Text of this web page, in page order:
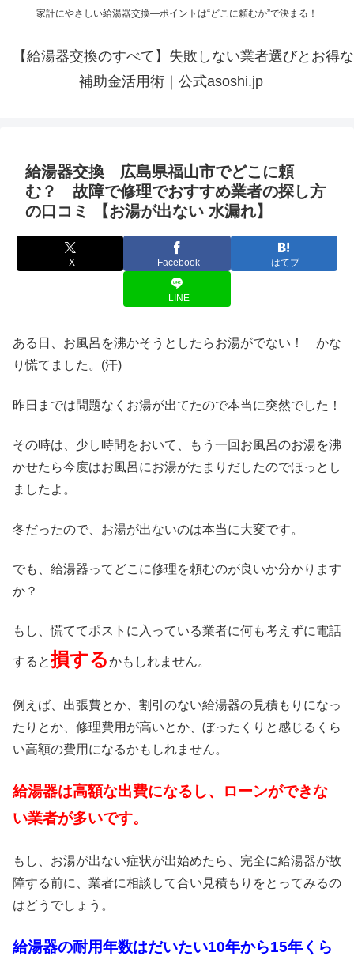
家計にやさしい給湯器交換—ポイントは“どこに頼むか”で決まる！
【給湯器交換のすべて】失敗しない業者選びとお得な
補助金活用術｜公式asoshi.jp
給湯器交換 広島県福山市でどこに頼
む？ 故障で修理でおすすめ業者の探し方
の口コミ 【お湯が出ない 水漏れ】
X Facebook はてブ
LINE
ある日、お風呂を沸かそうとしたらお湯がでない！ かな
り慌てました。(汗)
昨日までは問題なくお湯が出てたので本当に突然でした！
その時は、少し時間をおいて、もう一回お風呂のお湯を沸
かせたら今度はお風呂にお湯がたまりだしたのでほっとし
ましたよ。
冬だったので、お湯が出ないのは本当に大変です。
でも、給湯器ってどこに修理を頼むのが良いか分かります
か？
もし、慌ててポストに入っている業者に何も考えずに電話
すると損するかもしれません。
例えば、出張費とか、割引のない給湯器の見積もりになっ
たりとか、修理費用が高いとか、ぼったくりと感じるくら
い高額の費用になるかもしれません。
給湯器は高額な出費になるし、ローンができな
い業者が多いです。
もし、お湯が出ない症状が出始めたら、完全に給湯器が故
障する前に、業者に相談して合い見積もりをとってみるの
はどうでしょう。
給湯器の耐用年数はだいたい10年から15年くら